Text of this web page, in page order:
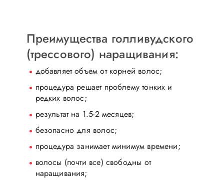
Преимущества голливудского
(трессового) наращивания:
добавляет объем от корней волос;
процедура решает проблему тонких и
редких волос;
результат на 1.5-2 месяцев;
безопасно для волос;
процедура занимает минимум времени;
волосы (почти все) свободны от
наращивания;